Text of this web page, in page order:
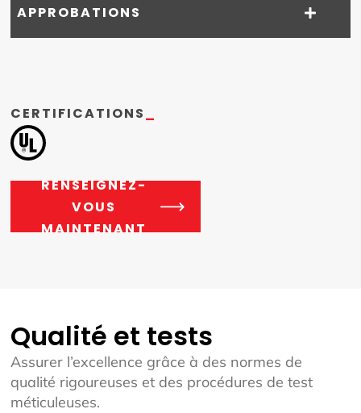
APPROBATIONS
CERTIFICATIONS_
RENSEIGNEZ-
VOUS
MAINTENANT
Qualité et tests
Assurer l’excellence grâce à des normes de
qualité rigoureuses et des procédures de test
méticuleuses.